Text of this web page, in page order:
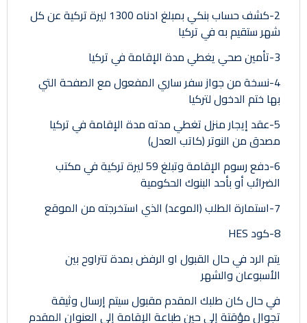
2-كشف حساب بنكي بمبلغ ادناه 1300 ليرة تركية عن كل
شهر ستقيم به في تركيا
3-تأمين صحي يغطي مدة الإقامة في تركيا
4-نسخة من جواز سفر ساري المفعول مع الصفحة التي
بها ختم الدخول لتركيا
5-عقد إيجار منزل تغطي مدته مدة الإقامة في تركيا
مصدق من النوتر (كاتب العدل)
6-دفع رسوم الإقامة وتبلغ 59 ليرة تركية في مكتب
الضرائب أو بأحد البنوك الحكومية
7-استمارة الطلب (الموعد) الذي استخرجته من الموقع
8-كود HES
يتم الرد في حال القبول او الرفض بمدة تتراوح بين
الأسبوعان والشهر
في حال كان طلبك المقدم مقبول سيتم إرسال وثيقة
تجوال مؤقتة إلى حين طباعة الإقامة إلى العنوان المقدم